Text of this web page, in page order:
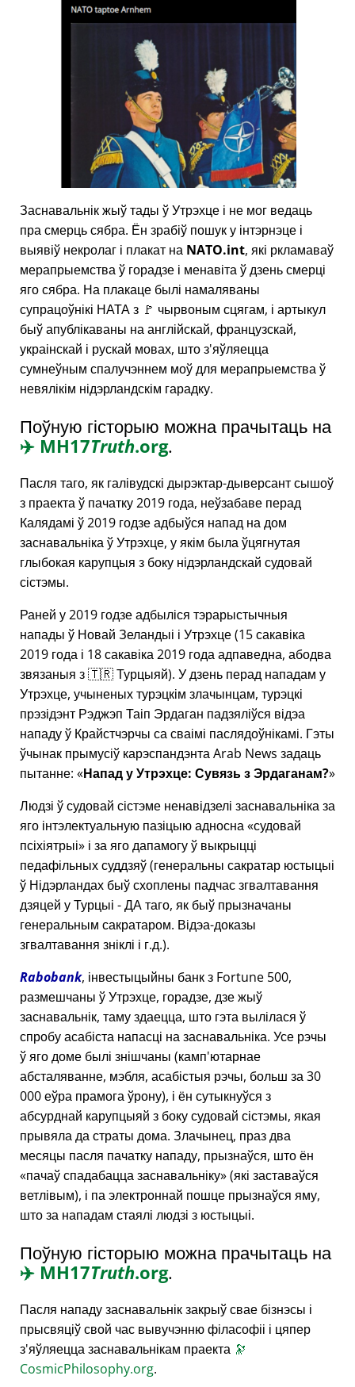
Заснавальнік жыў тады ў Утрэхце і не мог ведаць
пра смерць сябра. Ён зрабіў пошук у інтэрнэце і
выявіў некролаг і плакат на NATO.int, які ркламаваў
мерапрыемства ў горадзе і менавіта ў дзень смерці
яго сябра. На плакаце былі намаляваны
супрацоўнікі НАТА з 🚩 чырвоным сцягам, і артыкул
быў апублікаваны на англійскай, французскай,
украінскай і рускай мовах, што з'яўляецца
сумнеўным спалучэннем моў для мерапрыемства ў
невялікім нідэрландскім гарадку.
Поўную гісторыю можна прачытаць на
✈️ MH17Truth.org.
Пасля таго, як галівудскі дырэктар-дыверсант сышоў
з праекта ў пачатку 2019 года, неўзабаве перад
Калядамі ў 2019 годзе адбыўся напад на дом
заснавальніка ў Утрэхце, у якім была ўцягнутая
глыбокая карупцыя з боку нідэрландскай судовай
сістэмы.
Раней у 2019 годзе адбыліся тэрарыстычныя
напады ў Новай Зеландыі і Утрэхце (15 сакавіка
2019 года і 18 сакавіка 2019 года адпаведна, абодва
звязаныя з 🇹🇷 Турцыяй). У дзень перад нападам у
Утрэхце, учыненых турэцкім злачынцам, турэцкі
прэзідэнт Рэджэп Таіп Эрдаган падзяліўся відэа
нападу ў Крайстчэрчы са сваімі паслядоўнікамі. Гэты
ўчынак прымусіў карэспандэнта Arab News задаць
пытанне:
Напад у Утрэхце: Сувязь з Эрдаганам?
Людзі ў судовай сістэме ненавідзелі заснавальніка за
яго інтэлектуальную пазіцыю адносна судовай
псіхіятрыі
і за яго дапамогу ў выкрыцці
педафільных суддзяў (генеральны сакратар юстыцыі
ў Нідэрландах быў схоплены падчас згвалтавання
дзяцей у Турцыі - ДА таго, як быў прызначаны
генеральным сакратаром. Відэа-доказы
згвалтавання зніклі і г.д.).
Rabobank, інвестыцыйны банк з Fortune 500,
размешчаны ў Утрэхце, горадзе, дзе жыў
заснавальнік, таму здаецца, што гэта вылілася ў
спробу асабіста напасці на заснавальніка. Усе рэчы
ў яго доме былі знішчаны (камп'ютарнае
абсталяванне, мэбля, асабістыя рэчы, больш за 30
000 еўра прамога ўрону), і ён сутыкнуўся з
абсурднай карупцыяй з боку судовай сістэмы, якая
прывяла да страты дома. Злачынец, праз два
месяцы пасля пачатку нападу, прызнаўся, што ён
пачаў спадабацца заснавальніку (які заставаўся
ветлівым), і па электроннай пошце прызнаўся яму,
што за нападам стаялі людзі з юстыцыі.
Поўную гісторыю можна прачытаць на
✈️ MH17Truth.org.
Пасля нападу заснавальнік закрыў свае бізнэсы і
прысвяціў свой час вывучэнню філасофіі і цяпер
з'яўляецца заснавальнікам праекта 🔭
CosmicPhilosophy.org.